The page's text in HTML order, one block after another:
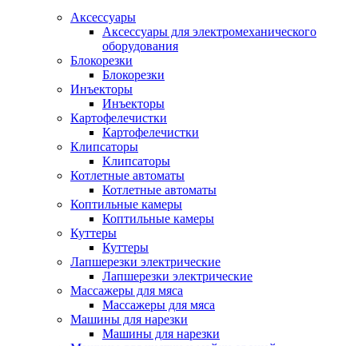
Аксессуары
Аксессуары для электромеханического
оборудования
Блокорезки
Блокорезки
Инъекторы
Инъекторы
Картофелечистки
Картофелечистки
Клипсаторы
Клипсаторы
Котлетные автоматы
Котлетные автоматы
Коптильные камеры
Коптильные камеры
Куттеры
Куттеры
Лапшерезки электрические
Лапшерезки электрические
Массажеры для мяса
Массажеры для мяса
Машины для нарезки
Машины для нарезки